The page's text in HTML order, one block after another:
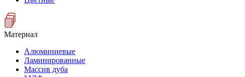
Материал
Алюминиевые
Ламинированные
Массив дуба